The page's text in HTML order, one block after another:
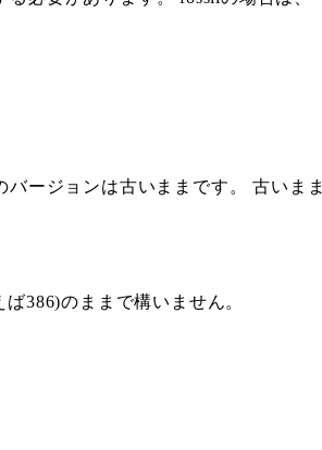
ージョンは古いままです。 古いまま
386)のままで構いません。